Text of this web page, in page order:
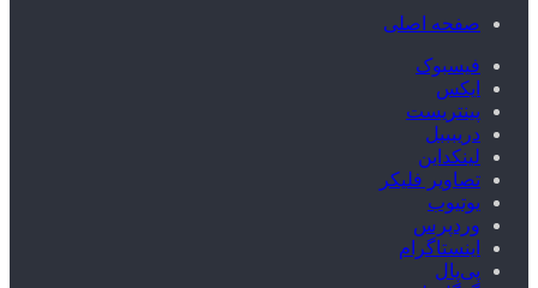
صفحه اصلی
فیسبوک
ایکس
پینتریست
دریبببل
لینکداین
تصاویر فلیکر
یوتیوب
وردپرس
اینستاگرام
پی‌پال